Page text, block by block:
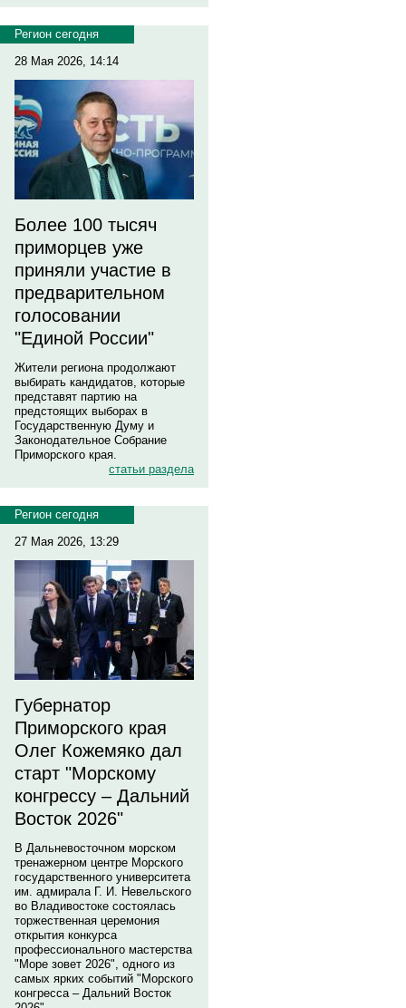
Регион сегодня
28 Мая 2026, 14:14
Более 100 тысяч
приморцев уже
приняли участие в
предварительном
голосовании
"Единой России"
Жители региона продолжают
выбирать кандидатов, которые
представят партию на
предстоящих выборах в
Государственную Думу и
Законодательное Собрание
Приморского края.
статьи раздела
Регион сегодня
27 Мая 2026, 13:29
Губернатор
Приморского края
Олег Кожемяко дал
старт "Морскому
конгрессу – Дальний
Восток 2026"
В Дальневосточном морском
тренажерном центре Морского
государственного университета
им. адмирала Г. И. Невельского
во Владивостоке состоялась
торжественная церемония
открытия конкурса
профессионального мастерства
"Море зовет 2026", одного из
самых ярких событий "Морского
конгресса – Дальний Восток